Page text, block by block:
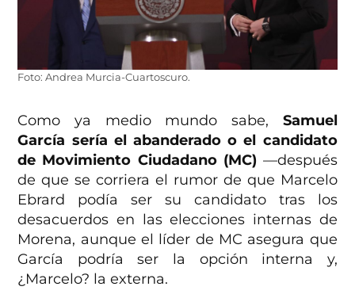
Foto: Andrea Murcia-Cuartoscuro.
Como ya medio mundo sabe, Samuel
García sería el abanderado o el candidato
de Movimiento Ciudadano (MC) —después
de que se corriera el rumor de que Marcelo
Ebrard podía ser su candidato tras los
desacuerdos en las elecciones internas de
Morena, aunque el líder de MC asegura que
García podría ser la opción interna y,
¿Marcelo? la externa.